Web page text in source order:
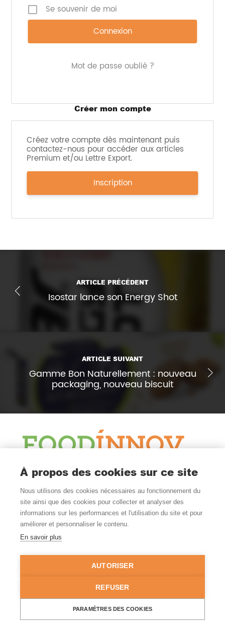
Se souvenir de moi
Mot de passe oublié ?
Créer mon compte
Créez votre compte dès maintenant puis
contactez-nous pour accéder aux articles
Premium et/ou Lettre Export.
Inscription
ARTICLE PRÉCÉDENT
Isostar lance son Energy Shot
ARTICLE SUIVANT
Gamme Bon Naturellement : nouveau
packaging, nouveau biscuit
Le Blog
Actualité et veille
Nous Suivre
© Copyright 2026 - Tous droits réservés -Mentions légales
À propos des cookies sur ce site
Nous utilisons des cookies nécessaires au fonctionnement du
site ainsi que des cookies pour collecter et analyser des
informations sur les performances et l'utilisation du site et pour
améliorer et personnaliser le contenu.
En savoir plus
AUTORISER
REFUSER
PARAMÈTRES DES COOKIES